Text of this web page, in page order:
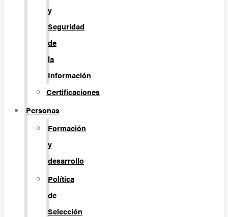
y
Seguridad
de
la
Información
Certificaciones
Personas
Formación
y
desarrollo
Política
de
Selección